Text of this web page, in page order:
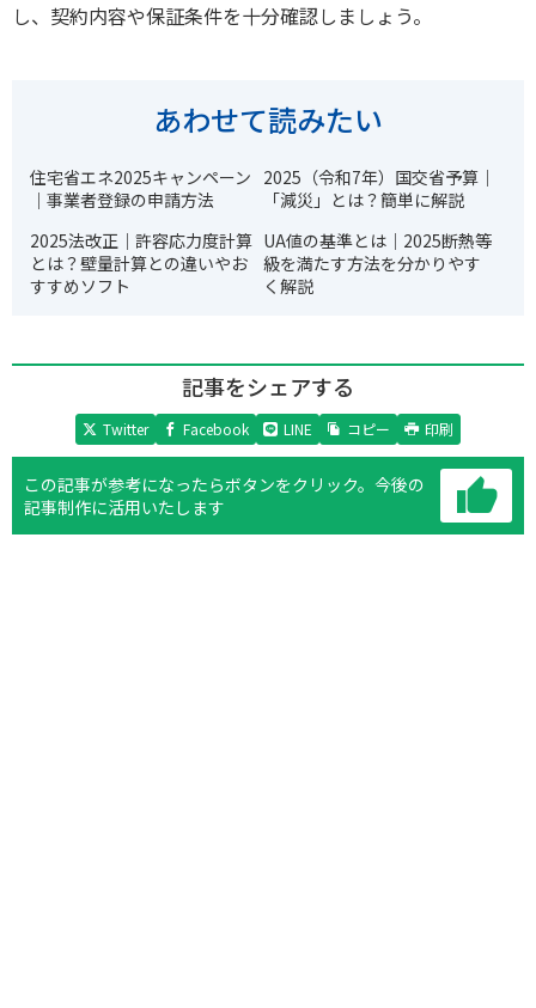
し、契約内容や保証条件を十分確認しましょう。
あわせて読みたい
住宅省エネ2025キャンペーン
｜事業者登録の申請方法
2025（令和7年）国交省予算｜
「減災」とは？簡単に解説
2025法改正｜許容応力度計算
とは？壁量計算との違いやお
すすめソフト
UA値の基準とは｜2025断熱等
級を満たす方法を分かりやす
く解説
記事をシェアする
Twitter Facebook LINE コピー 印刷
この記事が参考になったらボタンをクリック。 今後の
記事制作に活用いたします